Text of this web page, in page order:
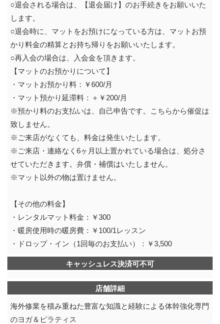
○退会される場合は、【退会届け】のお手続きをお願いいた
します。
○退会時に、マットをお預けになっている方は、マットお預
かり料金の精算とお持ち帰りをお願いいたします。
○再入会の場合は、入会金を頂きます。
【マットのお預かりについて】
・マットお預かり料：￥600/月
・マット預かり延滞料：＋￥200/月
※預かり料のお支払いは、自己申告です。こちらから催促は
致しません。
※ご来店がなくても、料金は発生いたします。
※ご来店・連絡なく6ヶ月以上置かれている場合は、処分さ
せていただきます。弁償・補償はいたしません。
※マット以外の物は置けません。
【その他の料金】
・レンタルマット料金：￥300
・暖房使用時の暖房費：￥100/1レッスン
・ドロップ・イン（1回毎のお支払い）：￥3,500
キャッシュレス決済可不可
店舗詳細
海外修業を積み重ねた豊富な知識と経験による体幹強化専門
のヨガ＆ピラティス